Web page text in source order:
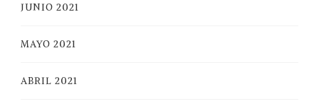
JUNIO 2021
MAYO 2021
ABRIL 2021